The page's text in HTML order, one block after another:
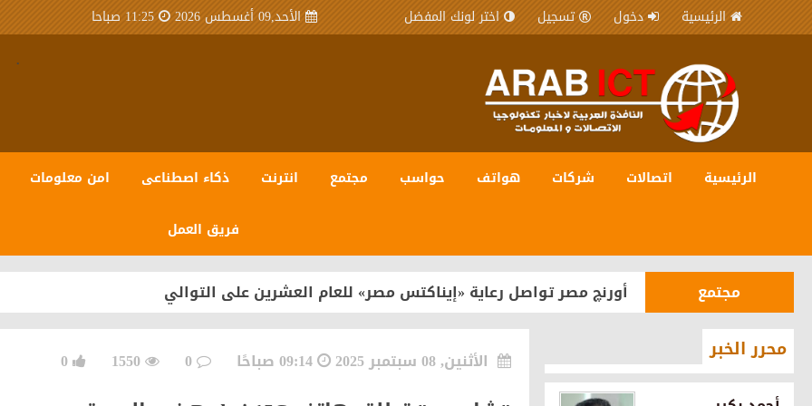
الرئيسية دخول تسجيل اختر لونك المفضل الأحد,09 أغسطس 2026
11:25 صباحا
.
الرئيسية اتصالات شركات هواتف حواسب مجتمع انترنت ذكاء اصطناعى امن معلومات
فريق العمل
شركات
المصرية للاتصالات WE شريك رقمي في مبادرة “يلا ساحل” لترسيخ مكانة الساحل الشمالي كوجهة سياحية عالمية
مجتمع
أورنچ مصر تواصل رعاية «إيناكتس مصر» للعام العشرين على التوالي
هواتف
شركات
اورنچ تقود مشروع رقمنة تراث ماسبيرو عبر منظومة متكاملة تعتمد على أحدث تقنيات مراكز
الأثنين, 08 سبتمبر 2025 09:14 صباحًا 0
1550
0 محرر الخبر